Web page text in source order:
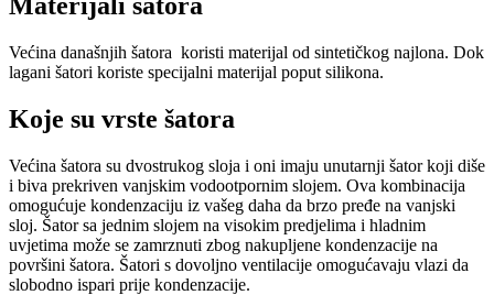
Većina današnjih šatora koristi materijal od sintetičkog najlona. Dok
lagani šatori koriste specijalni materijal poput silikona.
Koje su vrste šatora
Većina šatora su dvostrukog sloja i oni imaju unutarnji šator koji diše
i biva prekriven vanjskim vodootpornim slojem. Ova kombinacija
omogućuje kondenzaciju iz vašeg daha da brzo pređe na vanjski
sloj. Šator sa jednim slojem na visokim predjelima i hladnim
uvjetima može se zamrznuti zbog nakupljene kondenzacije na
površini šatora. Šatori s dovoljno ventilacije omogućavaju vlazi da
slobodno ispari prije kondenzacije.